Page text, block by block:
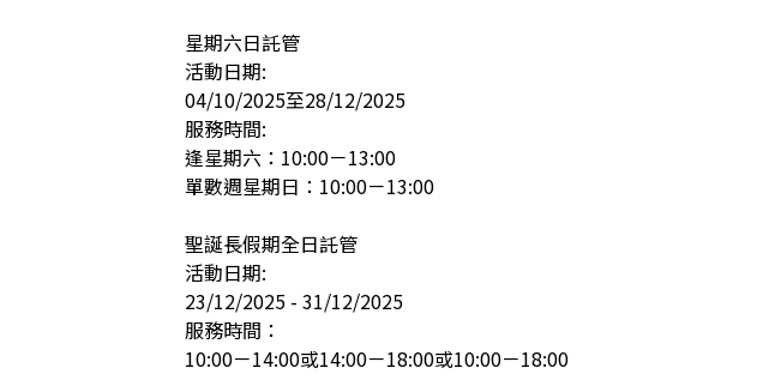
星期六日託管
活動日期:
04/10/2025至28/12/2025
服務時間:
逢星期六：10:00－13:00
單數週星期日：10:00－13:00
聖誕長假期全日託管
活動日期:
23/12/2025 - 31/12/2025
服務時間：
10:00－14:00或14:00－18:00或10:00－18:00